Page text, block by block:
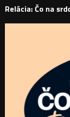
Relácia: Čo na